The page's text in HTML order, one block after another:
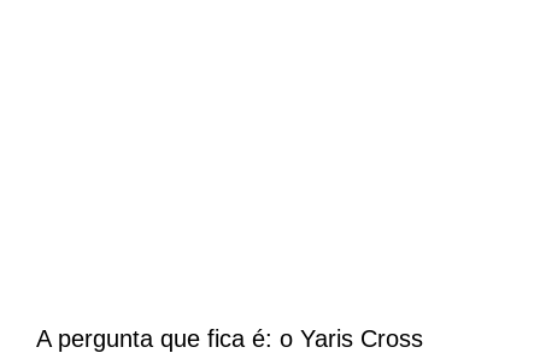
A pergunta que fica é: o Yaris Cross